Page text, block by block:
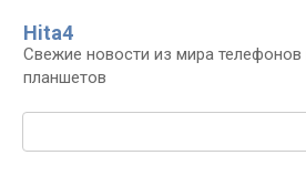
контенту
Нita4
Свежие новости из мира телефонов
планшетов
Поиск: